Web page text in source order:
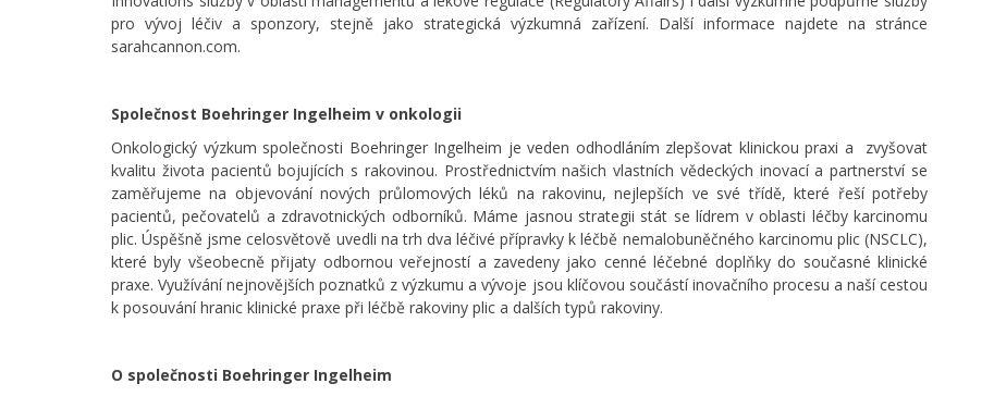
pro vývoj léčiv a sponzory, stejně jako strategická výzkumná zařízení. Další informace najdete na stránce
sarahcannon.com.
Společnost Boehringer Ingelheim v onkologii
Onkologický výzkum společnosti Boehringer Ingelheim je veden odhodláním zlepšovat klinickou praxi a zvyšovat
kvalitu života pacientů bojujících s rakovinou. Prostřednictvím našich vlastních vědeckých inovací a partnerství se
zaměřujeme na objevování nových průlomových léků na rakovinu, nejlepších ve své třídě, které řeší potřeby
pacientů, pečovatelů a zdravotnických odborníků. Máme jasnou strategii stát se lídrem v oblasti léčby karcinomu
plic. Úspěšně jsme celosvětově uvedli na trh dva léčivé přípravky k léčbě nemalobuněčného karcinomu plic (NSCLC),
které byly všeobecně přijaty odbornou veřejností a zavedeny jako cenné léčebné doplňky do současné klinické
praxe. Využívání nejnovějších poznatků z výzkumu a vývoje jsou klíčovou součástí inovačního procesu a naší cestou
k posouvání hranic klinické praxe při léčbě rakoviny plic a dalších typů rakoviny.
O společnosti Boehringer Ingelheim